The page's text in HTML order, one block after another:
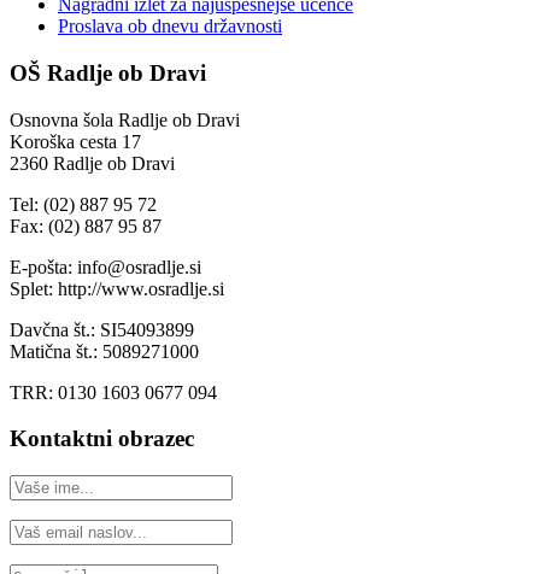
Nagradni izlet za najuspešnejše učence
Proslava ob dnevu državnosti
OŠ Radlje ob Dravi
Osnovna šola Radlje ob Dravi
Koroška cesta 17
2360 Radlje ob Dravi
Tel: (02) 887 95 72
Fax: (02) 887 95 87
E-pošta: info@osradlje.si
Splet: http://www.osradlje.si
Davčna št.: SI54093899
Matična št.: 5089271000
TRR: 0130 1603 0677 094
Kontaktni obrazec